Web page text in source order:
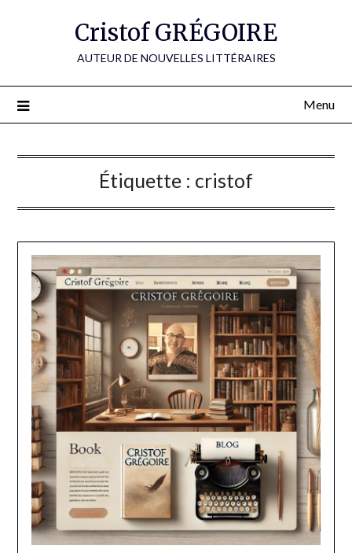
Cristof GRÉGOIRE
AUTEUR DE NOUVELLES LITTÉRAIRES
Menu
Étiquette : cristof